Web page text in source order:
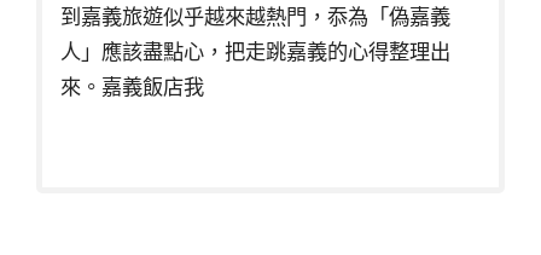
到嘉義旅遊似乎越來越熱門，忝為「偽嘉義
人」應該盡點心，把走跳嘉義的心得整理出
來。嘉義飯店我